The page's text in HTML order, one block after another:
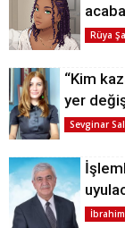
Rüya
“Kim
yer
Sevginar